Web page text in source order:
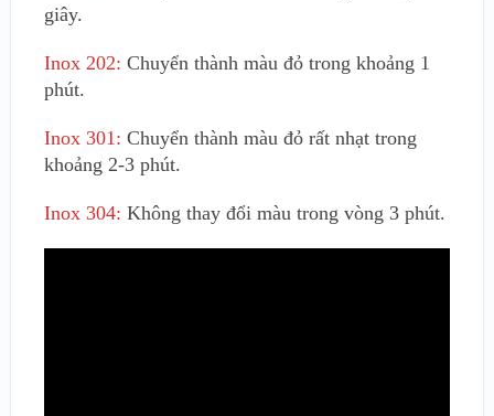
giây.
Inox 202: Chuyển thành màu đỏ trong khoảng 1
phút.
Inox 301: Chuyển thành màu đỏ rất nhạt trong
khoảng 2-3 phút.
Inox 304: Không thay đổi màu trong vòng 3 phút.